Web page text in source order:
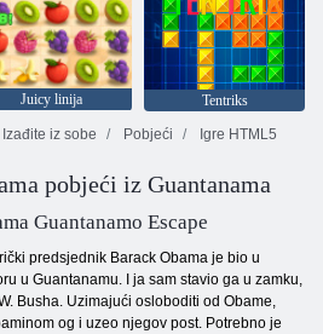
Juicy linija
Tentriks
Izađite iz sobe Pobjeći Igre HTML5
pobjeći iz Guantanama
Guantanamo Escape
predsjednik Barack Obama je bio u
u Guantanamu. I ja sam stavio ga u zamku,
Busha. Uzimajući osloboditi od Obame,
og i uzeo njegov post. Potrebno je